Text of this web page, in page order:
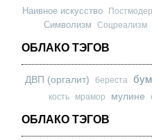
Наивное искусство
Символизм Соцреализм
ОБЛАКО ТЭГОВ
ДВП (оргалит) береста
кость мрамор мулине
ОБЛАКО ТЭГОВ